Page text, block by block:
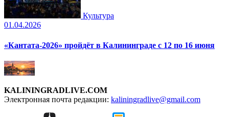
Культура
01.04.2026
«Кантата-2026» пройдёт в Калининграде с 12 по 16 июня
KALININGRADLIVE.COM
Электронная почта редакции: kaliningradlive@gmail.com